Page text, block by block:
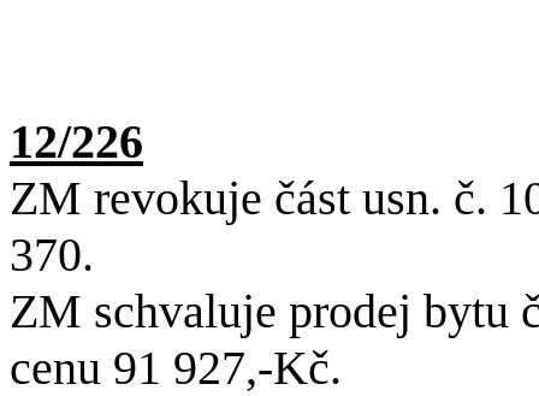
12/226
ZM revokuje část usn. č.
370.
ZM schvaluje prodej bytu
cenu 91 927,-Kč.